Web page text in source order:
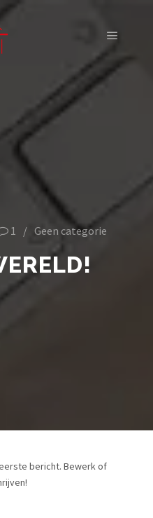
1 Geen categorie
bericht. Bewerk of